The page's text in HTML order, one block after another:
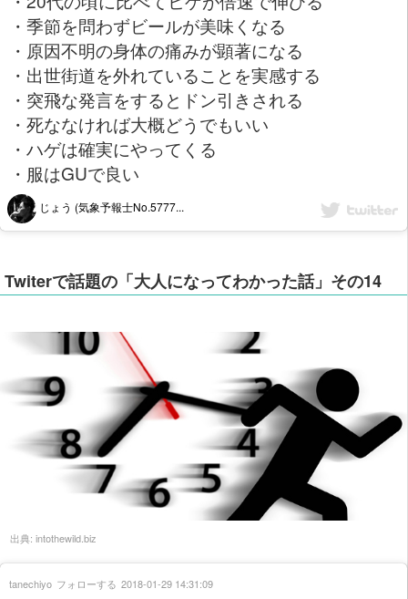
・季節を問わずビールが美味くなる
・原因不明の身体の痛みが顕著になる
・出世街道を外れていることを実感する
・突飛な発言をするとドン引きされる
・死ななければ大概どうでもいい
・ハゲは確実にやってくる
・服はGUで良い
じょう (気象予報士No.5777...
Twiterで話題の「大人になってわかった話」その14
出典: intothewild.biz
tanechiyo フォローする 2018-01-29 14:31:09